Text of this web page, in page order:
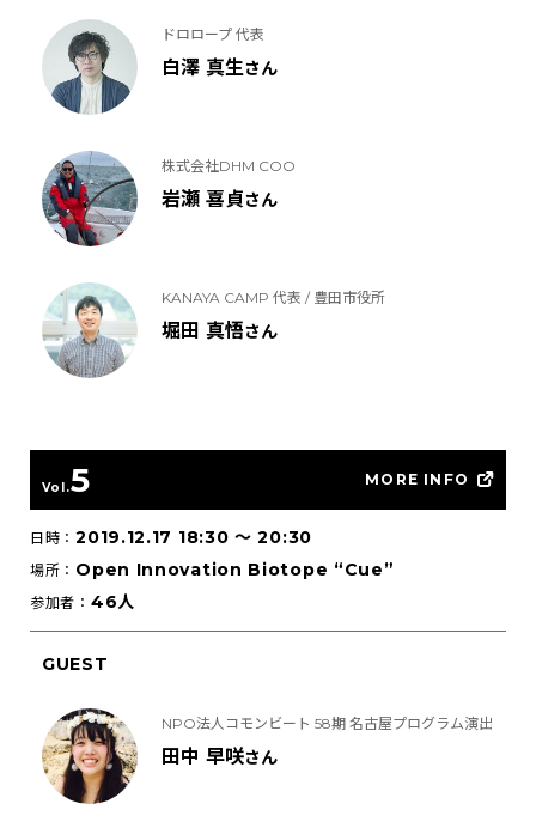
ドロロープ 代表
白澤 真生さん
株式会社DHM COO
岩瀬 喜貞さん
KANAYA CAMP 代表 / 豊田市役所
堀田 真悟さん
Vol.5 MORE INFO
日時：2019.12.17 18:30〜 20:30
場所： Open Innovation Biotope “Cue”
参加者： 46人
GUEST
NPO法人コモンビート 58期 名古屋プログラム演出
田中 早咲さん